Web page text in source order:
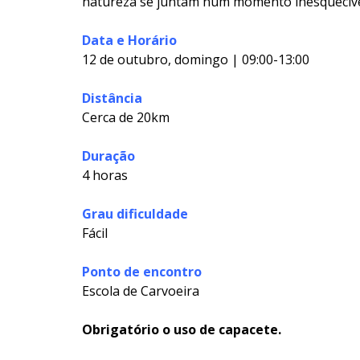
Data e Horário
12 de outubro, domingo | 09:00-13:00
Distância
Cerca de 20km
Duração
4 horas
Grau dificuldade
Fácil
Ponto de encontro
Escola de Carvoeira
Obrigatório o uso de capacete.